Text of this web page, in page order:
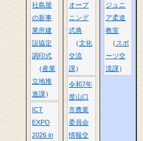
社島屋
の新事
業所建
設協定
調印式
産業
立地推
進課
ICT
EXPO
2026 in
オープ
ニング
式典
文化
交流
課
令和7年
度山口
市農業
委員会
情報交
ジュニ
ア柔道
教室
スポ
ーツ交
流課